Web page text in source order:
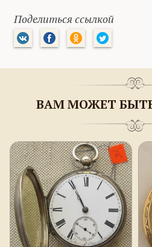
Поделиться ссылкой
ВАМ МОЖЕТ